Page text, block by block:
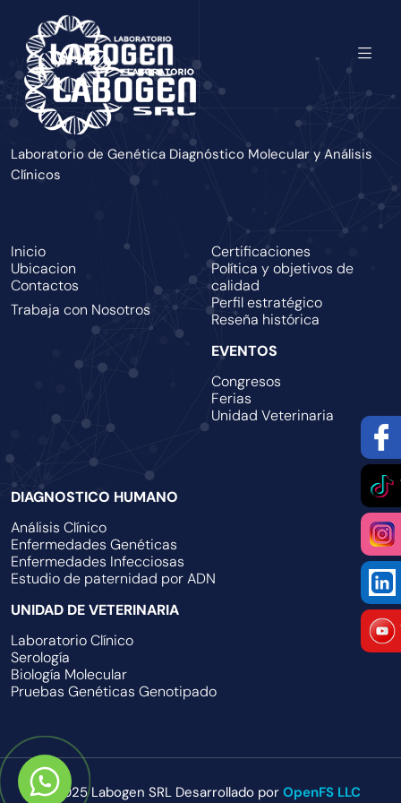
Laboratorio de Genética Diagnóstico Molecular y Análisis
Clínicos
Inicio
Ubicacion
Contactos
Trabaja con Nosotros
Certificaciones
Política y objetivos de
calidad
Perfil estratégico
Reseña histórica
EVENTOS
Congresos
Ferias
Unidad Veterinaria
DIAGNOSTICO HUMANO
Análisis Clínico
Enfermedades Genéticas
Enfermedades Infecciosas
Estudio de paternidad por ADN
UNIDAD DE VETERINARIA
Laboratorio Clínico
Serología
Biología Molecular
Pruebas Genéticas Genotipado
© 2025 Labogen SRL Desarrollado por OpenFS LLC